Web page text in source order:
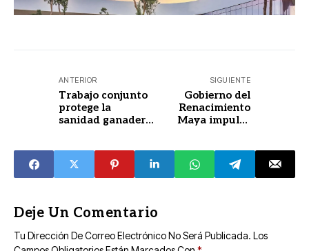
ANTERIOR
Trabajo conjunto
protege la
sanidad ganadera
SIGUIENTE
Gobierno del
Renacimiento
Maya impulsa
rendición de
cuentas
Deje Un Comentario
Tu Dirección De Correo Electrónico No Será Publicada. Los